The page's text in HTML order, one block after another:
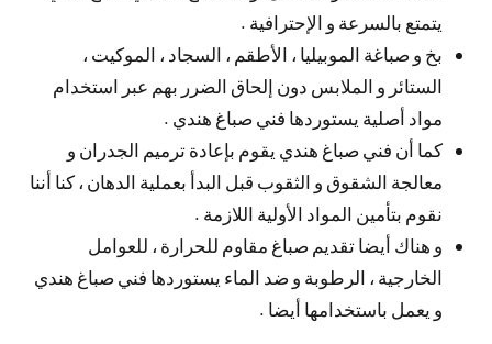
يتمتع بالسرعة و الإحترافية .
بخ و صباغة الموبيليا ، الأطقم ، السجاد ، الموكيت ،
الستائر و الملابس دون إلحاق الضرر بهم عبر استخدام
مواد أصلية يستوردها فني صباغ هندي .
كما أن فني صباغ هندي يقوم بإعادة ترميم الجدران و
معالجة الشقوق و الثقوب قبل البدأ بعملية الدهان ، كنا أننا
نقوم بتأمين المواد الأولية اللازمة .
و هناك أيضا تقديم صباغ مقاوم للحرارة ، للعوامل
الخارجية ، الرطوبة و ضد الماء يستوردها فني صباغ هندي
و يعمل باستخدامها أيضا .